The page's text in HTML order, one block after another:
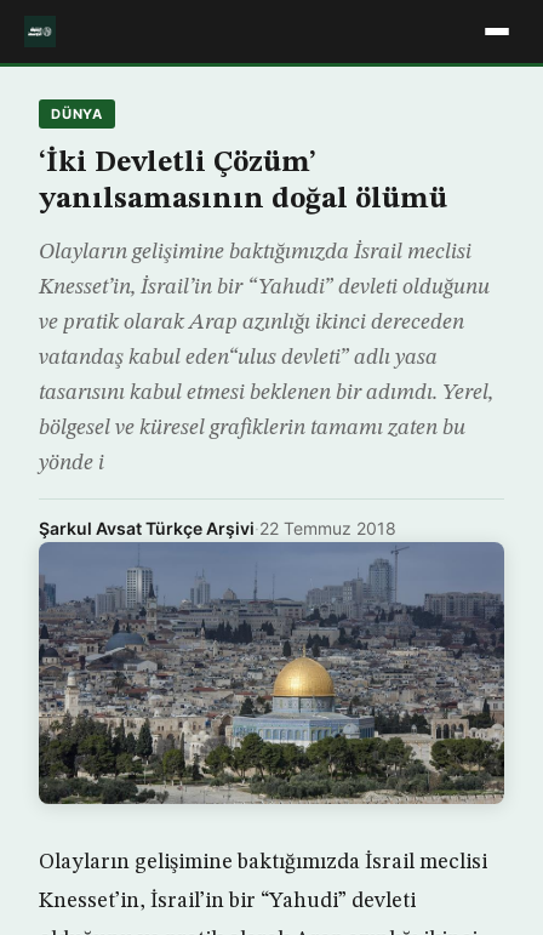
DÜNYA
‘İki Devletli Çözüm’
yanılsamasının doğal ölümü
Olayların gelişimine baktığımızda İsrail meclisi
Knesset’in, İsrail’in bir “Yahudi” devleti olduğunu
ve pratik olarak Arap azınlığı ikinci dereceden
vatandaş kabul eden“ulus devleti” adlı yasa
tasarısını kabul etmesi beklenen bir adımdı. Yerel,
bölgesel ve küresel grafiklerin tamamı zaten bu
yönde i
Şarkul Avsat Türkçe Arşivi·22 Temmuz 2018
Olayların gelişimine baktığımızda İsrail meclisi
Knesset’in, İsrail’in bir “Yahudi” devleti